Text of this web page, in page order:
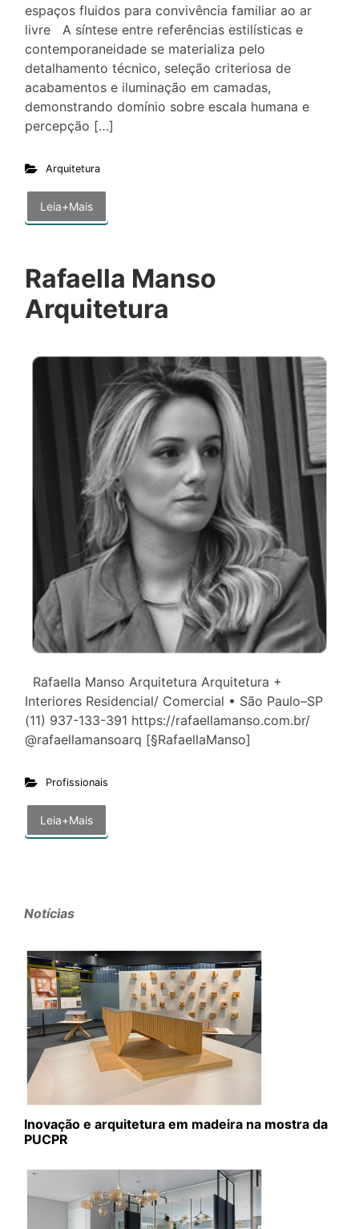
espaços fluidos para convivência familiar ao ar
livre A síntese entre referências estilísticas e
contemporaneidade se materializa pelo
detalhamento técnico, seleção criteriosa de
acabamentos e iluminação em camadas,
demonstrando domínio sobre escala humana e
percepção […]
Arquitetura
Leia+Mais
Rafaella Manso
Arquitetura
Rafaella Manso Arquitetura Arquitetura +
Interiores Residencial/ Comercial • São Paulo–SP
(11) 937-133-391 https://rafaellamanso.com.br/
@rafaellamansoarq [§RafaellaManso]
Profissionais
Leia+Mais
Notícias
Inovação e arquitetura em madeira na mostra da
PUCPR